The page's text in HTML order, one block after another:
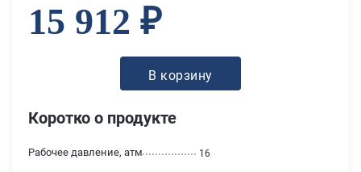
Коротко о продукте
Рабочее давление, атм 16
15 912 ₽
В корзину